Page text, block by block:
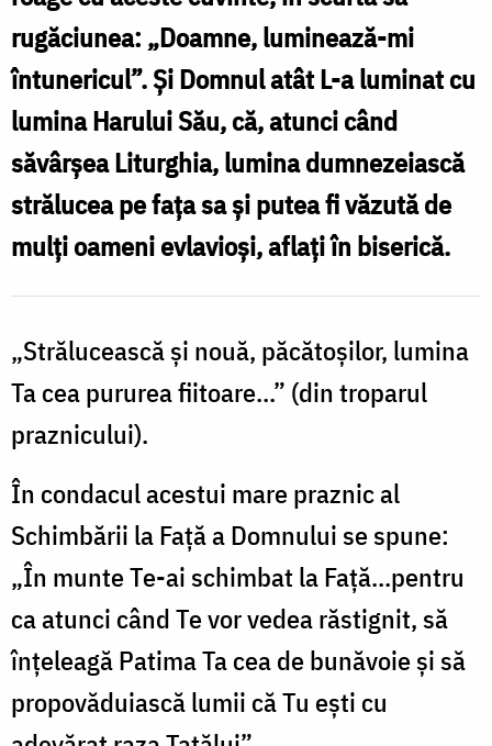
rugăciunea: „Doamne, luminează-mi
întunericul”. Şi Domnul atât L-a luminat cu
lumina Harului Său, că, atunci când
săvârşea Liturghia, lumina dumnezeiască
strălucea pe faţa sa şi putea fi văzută de
mulţi oameni evlavioşi, aflaţi în biserică.
„Strălucească şi nouă, păcătoşilor, lumina
Ta cea pururea fiitoare...” (din troparul
praznicului).
În condacul acestui mare praznic al
Schimbării la Faţă a Domnului se spune:
„În munte Te-ai schimbat la Faţă...pentru
ca atunci când Te vor vedea răstignit, să
înţeleagă Patima Ta cea de bunăvoie şi să
propovăduiască lumii că Tu eşti cu